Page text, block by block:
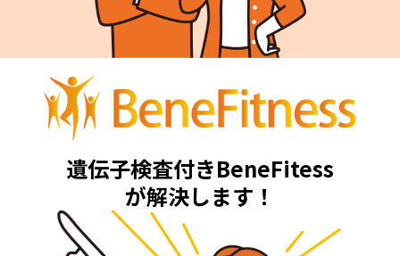
遺伝子検査付きBeneFitess
が解決します！